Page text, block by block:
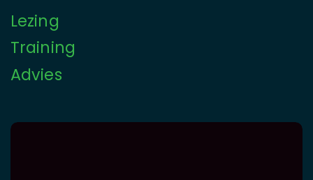
Lezing
Training
Advies